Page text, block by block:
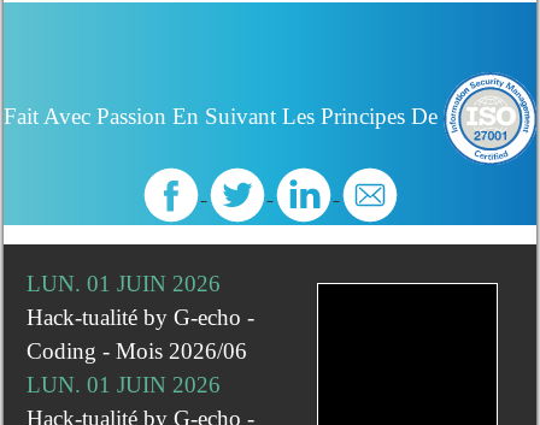
Fait Avec Passion En Suivant Les Principes De
LUN. 01 JUIN 2026
Hack-tualité by G-echo -
Coding - Mois 2026/06
LUN. 01 JUIN 2026
Hack-tualité by G-echo -